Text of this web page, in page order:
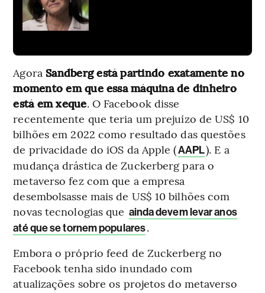
AgoraSandberg está partindo exatamente no
momento em que essa máquina de dinheiro
está em xeque. O Facebook disse
recentemente que teria um prejuízo de US$ 10
bilhões em 2022 como resultado das questões
de privacidade do iOS da Apple (AAPL). E a
mudança drástica de Zuckerberg para o
metaverso fez com que a empresa
desembolsasse mais de US$ 10 bilhões com
novas tecnologias que ainda devem levar anos
até que se tornem populares.
Embora o próprio feed de Zuckerberg no
Facebook tenha sido inundado com
atualizações sobre os projetos do metaverso